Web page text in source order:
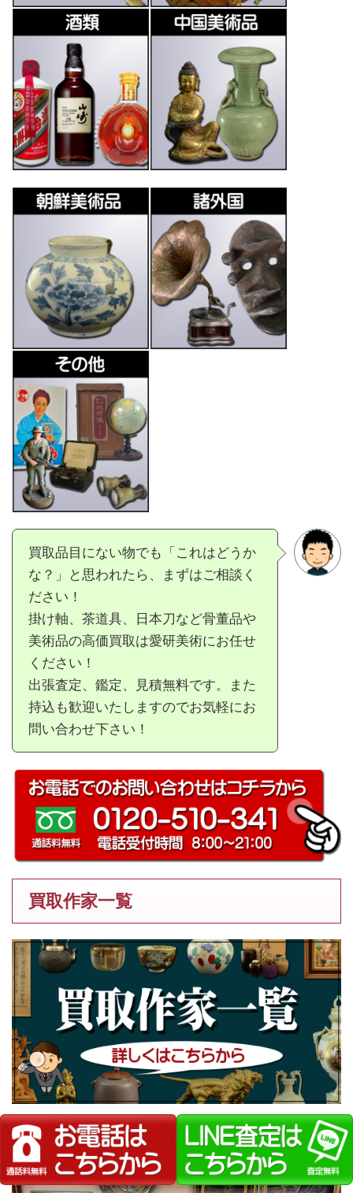
買取品目にない物でも「これはどうか
な？」と思われたら、まずはご相談く
ださい！
掛け軸、茶道具、日本刀など骨董品や
美術品の高価買取は愛研美術にお任せ
ください！
出張査定、鑑定、見積無料です。また
持込も歓迎いたしますのでお気軽にお
問い合わせ下さい！
買取作家一覧
弊社が選ばれる理由